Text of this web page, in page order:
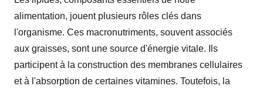
alimentation, jouent plusieurs rôles clés dans
l'organisme. Ces macronutriments, souvent associés
aux graisses, sont une source d'énergie vitale. Ils
participent à la construction des membranes cellulaires
et à l'absorption de certaines vitamines. Toutefois, la